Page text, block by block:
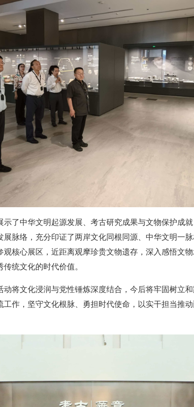
示了中华文明起源发展、考古研究成果与文物保护成
展脉络，充分印证了两岸文化同根同源、中华文明一
观核心展区，近距离观摩珍贵文物遗存，深入感悟文
统文化的时代价值。
动将文化浸润与党性锤炼深度结合，今后将牢固树立
工作，坚守文化根脉、勇担时代使命，以实干担当推